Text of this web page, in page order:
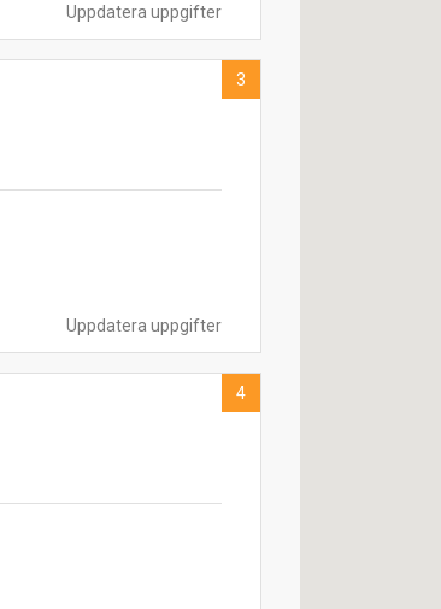
Uppdatera uppgifter
Uppdatera uppgifter
3
4